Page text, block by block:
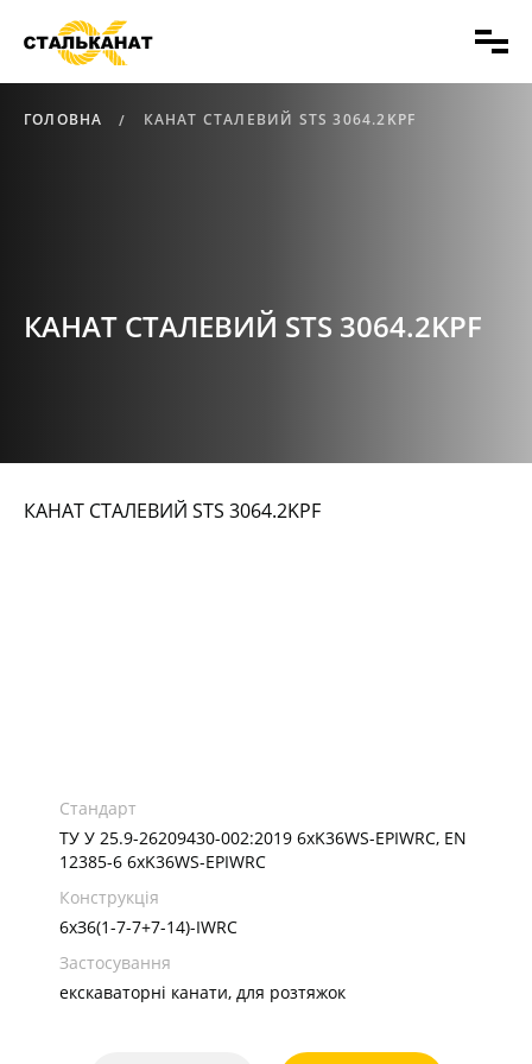
ГОЛОВНА КАНАТ СТАЛЕВИЙ STS 3064.2KPF
КАНАТ СТАЛЕВИЙ STS 3064.2KPF
КАНАТ СТАЛЕВИЙ STS 3064.2KPF
Стандарт
ТУ У 25.9-26209430-002:2019 6xK36WS-EPIWRC, EN
12385-6 6xK36WS-EPIWRC
Конструкція
6хЗ6(1-7-7+7-14)-IWRC
Застосування
екскаваторні канати, для розтяжок